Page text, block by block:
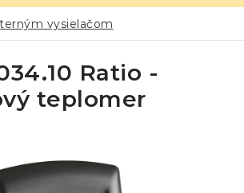
vysielačom
Ratio -
teplomer